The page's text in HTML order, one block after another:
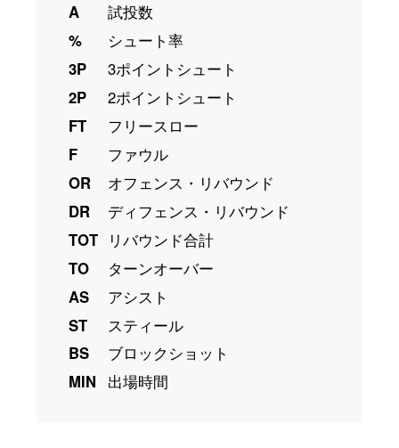
A
試投数
%
シュート率
3P
3ポイントシュート
2P
2ポイントシュート
FT
フリースロー
F
ファウル
OR
オフェンス・リバウンド
DR
ディフェンス・リバウンド
TOT
リバウンド合計
TO
ターンオーバー
AS
アシスト
ST
スティール
BS
ブロックショット
MIN
出場時間